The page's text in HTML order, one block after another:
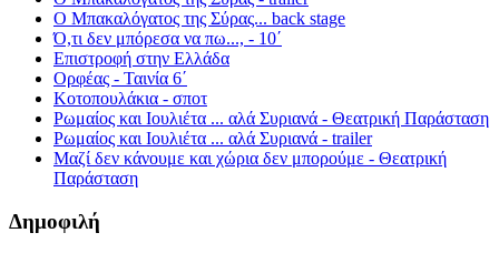
Ο Μπακαλόγατος της Σύρας... back stage
Ό,τι δεν μπόρεσα να πω..., - 10΄
Επιστροφή στην Ελλάδα
Ορφέας - Ταινία 6΄
Κοτοπουλάκια - σποτ
Ρωμαίος και Ιουλιέτα ... αλά Συριανά - Θεατρική Παράσταση
Ρωμαίος και Ιουλιέτα ... αλά Συριανά - trailer
Μαζί δεν κάνουμε και χώρια δεν μπορούμε - Θεατρική
Παράσταση
Δημοφιλή